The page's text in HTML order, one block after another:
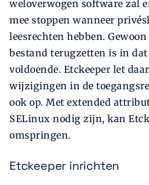
weloverwogen software zal
mee stoppen wanneer
leesrechten hebben.
bestand terugzetten is in
voldoende. Etckeeper let
wijzigingen in de
ook op. Met extended
SELinux nodig zijn, kan
omspringen.
Etckeeper inrichten